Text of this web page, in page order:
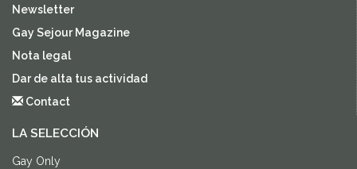
Newsletter
Gay Sejour Magazine
Nota legal
Dar de alta tus actividad
Contact
LA SELECCIÓN
Gay Only